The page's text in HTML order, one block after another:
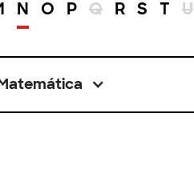
N O P Q R S T U